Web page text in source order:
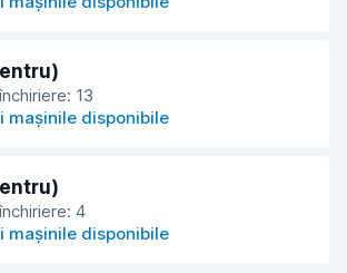
13
mașinile disponibile
4
mașinile disponibile